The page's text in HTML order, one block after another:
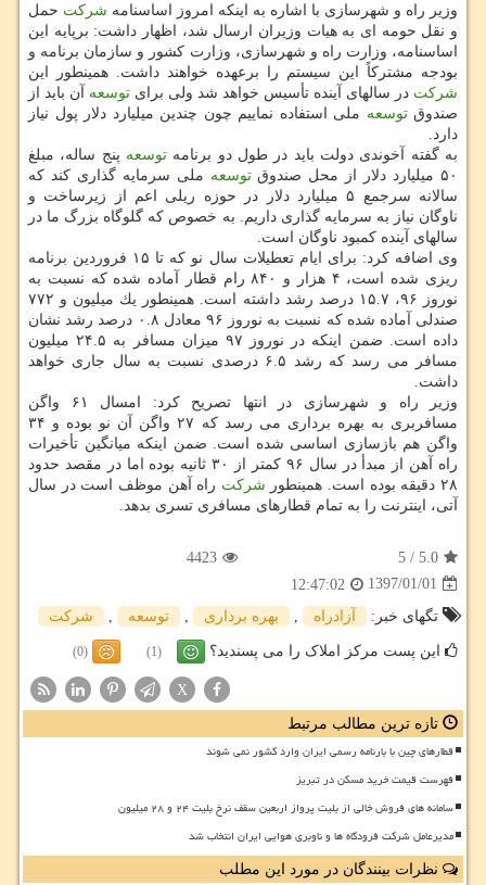
وزیر راه و شهرسازی با اشاره به اینكه امروز اساسنامه شركت حمل
و نقل حومه ای به هیات وزیران ارسال شد، اظهار داشت: برپایه این
اساسنامه، وزارت راه و شهرسازی، وزارت كشور و سازمان برنامه و
بودجه مشتركاً این سیستم را برعهده خواهند داشت. همینطور این
شركت در سالهای آینده تأسیس خواهد شد ولی برای توسعه آن باید از
صندوقتوسعه ملی استفاده نماییم چون چندین میلیارد دلار پول نیاز
دارد.
به گفته آخوندی دولت باید در طول دو برنامه توسعه پنج ساله، مبلغ
۵۰ میلیارد دلار از محل صندوق
توسعه ملی سرمایه گذاری كند كه
سالانه سرجمع ۵ میلیارد دلار در حوزه ریلی اعم از زیرساخت و
ناوگان نیاز به سرمایه گذاری داریم. به خصوص كه گلوگاه بزرگ ما در
سالهای آینده كمبود ناوگان است.
وی اضافه كرد: برای ایام تعطیلات سال نو كه تا ۱۵ فروردین برنامه
ریزی شده است، ۴ هزار و ۸۴۰ رام قطار آماده شده كه نسبت به
نوروز ۹۶، ۱۵.۷ درصد رشد داشته است. همینطور یك میلیون و ۷۷۲
صندلی آماده شده كه نسبت به نوروز ۹۶ معادل ۰.۸ درصد رشد نشان
داده است. ضمن اینكه در نوروز ۹۷ میزان مسافر به ۲۴.۵ میلیون
مسافر می رسد كه رشد ۶.۵ درصدی نسبت به سال جاری خواهد
داشت.
وزیر راه و شهرسازی در انتها تصریح كرد: امسال ۶۱ واگن
مسافربری به بهره برداری می رسد كه ۲۷ واگن آن نو بوده و ۳۴
واگن هم بازسازی اساسی شده است. ضمن اینكه میانگین تأخیرات
راه آهن از مبدأ در سال ۹۶ كمتر از ۳۰ ثانیه بوده اما در مقصد حدود
۲۸ دقیقه بوده است. همینطور
شركت راه آهن موظف است در سال
آتی، اینترنت را به تمام قطارهای مسافری تسری بدهد.
5.0
/
5
4423
1397/01/01
12:47:02
تگهای خبر:
آزادراه بهره برداری توسعه شركت
این پست مرکز املاک را می پسندید؟ (1)
(0)
X
تازه ترین مطالب مرتبط
قطارهای چین با بارنامه رسمی ایران وارد کشور نمی شوند
فهرست قیمت خرید مسکن در تبریز
سامانه های فروش خالی از بلیت پرواز اربعین سقف نرخ بلیت ۲۴ و ۲۸ میلیون
مدیرعامل شرکت فرودگاه ها و ناوبری هوایی ایران انتخاب شد
نظرات بینندگان در مورد این مطلب